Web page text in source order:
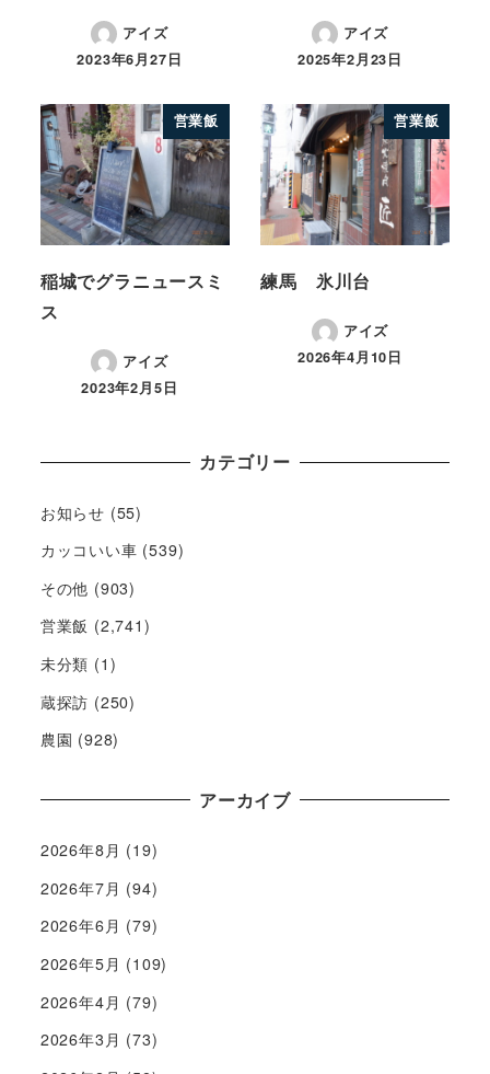
アイズ
2023年6月27日
アイズ
2025年2月23日
営業飯
稲城でグラニュースミ
ス
アイズ
2023年2月5日
営業飯
練馬 氷川台
アイズ
2026年4月10日
カテゴリー
お知らせ (55)
カッコいい車 (539)
その他 (903)
営業飯 (2,741)
未分類 (1)
蔵探訪 (250)
農園 (928)
アーカイブ
2026年8月 (19)
2026年7月 (94)
2026年6月 (79)
2026年5月 (109)
2026年4月 (79)
2026年3月 (73)